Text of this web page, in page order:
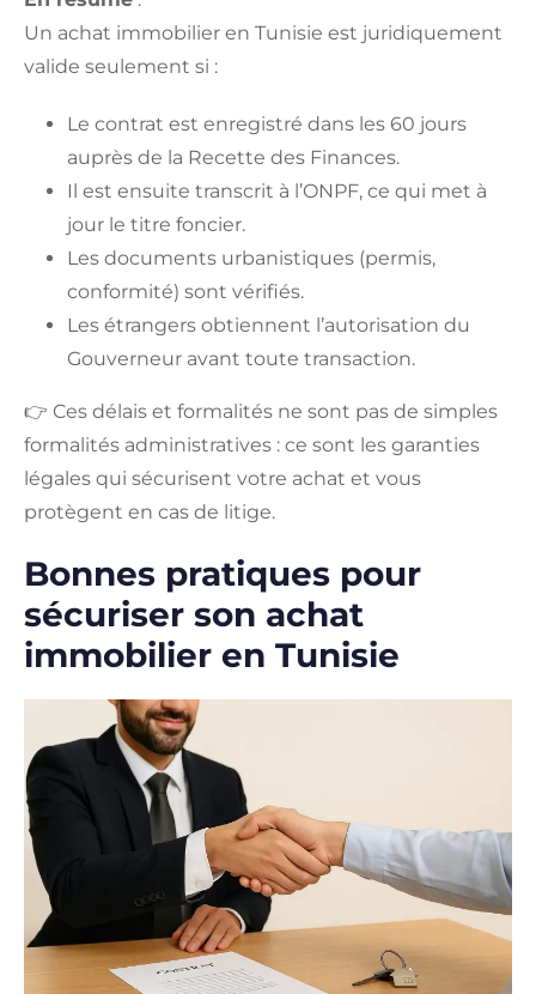
Un achat immobilier en Tunisie est juridiquement
valide seulement si :
Le contrat est enregistré dans les 60 jours
auprès de la Recette des Finances.
Il est ensuite transcrit à l’ONPF, ce qui met à
jour le titre foncier.
Les documents urbanistiques (permis,
conformité) sont vérifiés.
Les étrangers obtiennent l’autorisation du
Gouverneur avant toute transaction.
👉 Ces délais et formalités ne sont pas de simples
formalités administratives : ce sont les garanties
légales qui sécurisent votre achat et vous
protègent en cas de litige.
Bonnes pratiques pour
sécuriser son achat
immobilier en Tunisie